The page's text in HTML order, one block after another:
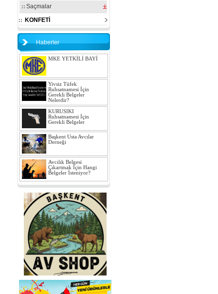
Saçmalar
KONFETİ
Haberler
MKE YETKİLİ BAYİ
Yivsiz Tüfek
Ruhsatnamesi İçin
Gerekli Belgeler
Nelerdir?
KURUSIKI
Ruhsatnamesi İçin
Gerekli Belgeler
Başkent Usta Avcılar
Derneği
Avcılık Belgesi
Çıkartmak İçin Hangi
Belgeler İsteniyor?